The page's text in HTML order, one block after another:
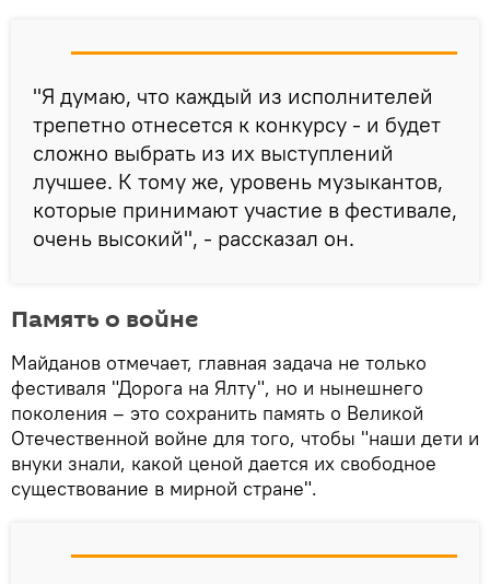
"Я думаю, что каждый из исполнителей
трепетно отнесется к конкурсу - и будет
сложно выбрать из их выступлений
лучшее. К тому же, уровень музыкантов,
которые принимают участие в фестивале,
очень высокий", - рассказал он.
Память о войне
Майданов отмечает, главная задача не только
фестиваля "Дорога на Ялту", но и нынешнего
поколения – это сохранить память о Великой
Отечественной войне для того, чтобы "наши дети и
внуки знали, какой ценой дается их свободное
существование в мирной стране".